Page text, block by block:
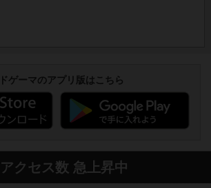
ゲーマのアプリ版はこちら
アクセス数 急上昇中